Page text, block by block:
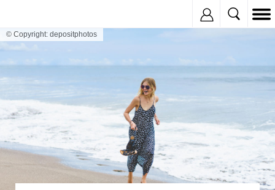
© Copyright: depositphotos